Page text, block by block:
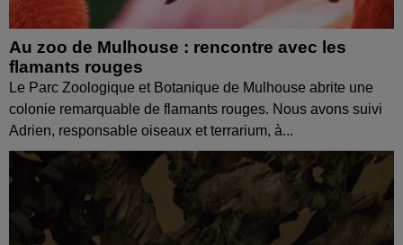
Au zoo de Mulhouse : rencontre avec les
flamants rouges
Le Parc Zoologique et Botanique de Mulhouse abrite une
colonie remarquable de flamants rouges. Nous avons suivi
Adrien, responsable oiseaux et terrarium, à...